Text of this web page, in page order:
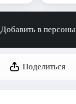
Добавить в персоны
Поделиться